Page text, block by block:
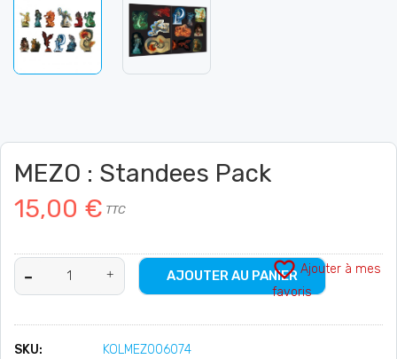
MEZO : Standees Pack
15,00 € TTC
AJOUTER AU PANIER
favorite_border Ajouter à mes
favoris
SKU:
KOLMEZ006074